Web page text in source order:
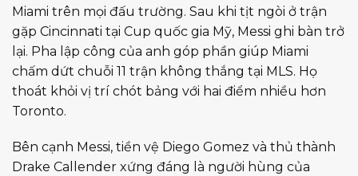
Miami trên mọi đấu trường. Sau khi tịt ngòi ở trận
gặp Cincinnati tại Cup quốc gia Mỹ, Messi ghi bàn trở
lại. Pha lập công của anh góp phần giúp Miami
chấm dứt chuỗi 11 trận không thắng tại MLS. Họ
thoát khỏi vị trí chót bảng với hai điểm nhiều hơn
Toronto.
Bên cạnh Messi, tiền vệ Diego Gomez và thủ thành
Drake Callender xứng đáng là người hùng của